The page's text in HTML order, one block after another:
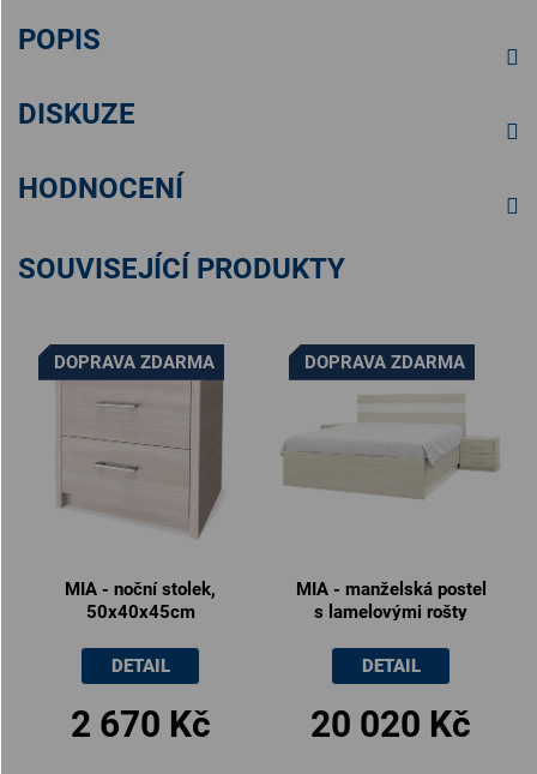
POPIS
DISKUZE
HODNOCENÍ
SOUVISEJÍCÍ PRODUKTY
DOPRAVA ZDARMA
MIA - noční stolek,
50x40x45cm
2 670 Kč
DETAIL
DOPRAVA ZDARMA
MIA - manželská postel
s lamelovými rošty
160x200cm
20 020 Kč
DETAIL